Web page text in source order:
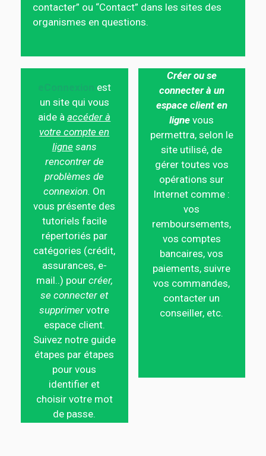
contacter” ou “Contact” dans les sites des
organismes en questions.
est
un site qui vous
aide àaccéder à
votre compte en
ligne sans
rencontrer de
problèmes de
connexion. On
vous présente des
tutoriels facile
répertoriés par
catégories (crédit,
assurances, e-
mail..) pour créer,
se connecter et
supprimer votre
espace client.
Suivez notre guide
étapes par étapes
pour vous
identifier et
choisir votre mot
de passe.
Créer ou se
connecter à un
espace client en
ligne vous
permettra, selon le
site utilisé, de
gérer toutes vos
opérations sur
Internet comme :
vos
remboursements,
vos comptes
bancaires, vos
paiements, suivre
vos commandes,
contacter un
conseiller, etc.